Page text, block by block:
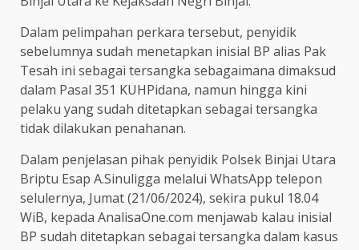
Dalam pelimpahan perkara tersebut, penyidik
sebelumnya sudah menetapkan inisial BP alias Pak
Tesah ini sebagai tersangka sebagaimana dimaksud
dalam Pasal 351 KUHPidana, namun hingga kini
pelaku yang sudah ditetapkan sebagai tersangka
tidak dilakukan penahanan.
Dalam penjelasan pihak penyidik Polsek Binjai Utara
Briptu Esap A.Sinuligga melalui WhatsApp telepon
selulernya, Jumat (21/06/2024), sekira pukul 18.04
WiB, kepada AnalisaOne.com menjawab kalau inisial
BP sudah ditetapkan sebagai tersangka dalam kasus